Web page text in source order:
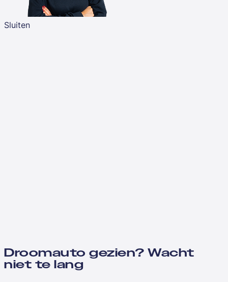
Sluiten
Droomauto gezien? Wacht
niet te lang